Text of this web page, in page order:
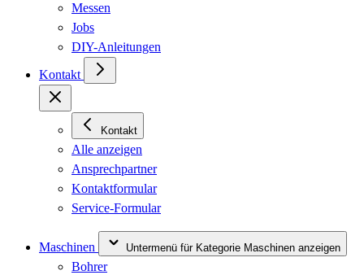
Messen
Jobs
DIY-Anleitungen
Kontakt
Kontakt
Alle anzeigen
Ansprechpartner
Kontaktformular
Service-Formular
Maschinen Untermenü für Kategorie Maschinen anzeigen
Bohrer